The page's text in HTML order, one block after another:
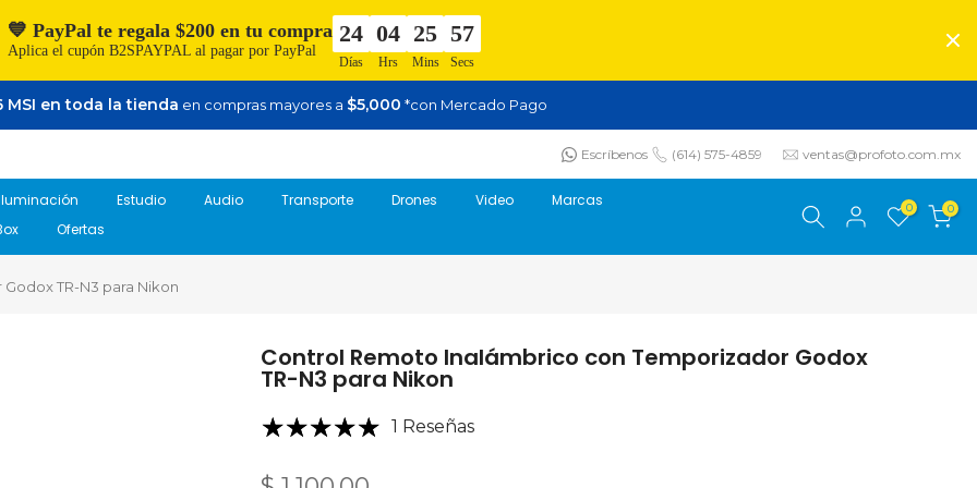
💙 PayPal te regala $200 en tu compra
Aplica el cupón B2SPAYPAL al pagar por PayPal
24
Días
04
Hrs
25
Mins
56
Secs
MSI en toda la tienda en compras mayores a $5,000 *con Mercado Pago
Escríbenos (614) 575-4859 ventas@profoto.com.mx
Estudio Audio Transporte Drones Video
Marcas
Ofertas
0 0
TR-N3 para Nikon
Control Remoto Inalámbrico con Temporizador Godox
TR-N3 para Nikon
1 Reseñas